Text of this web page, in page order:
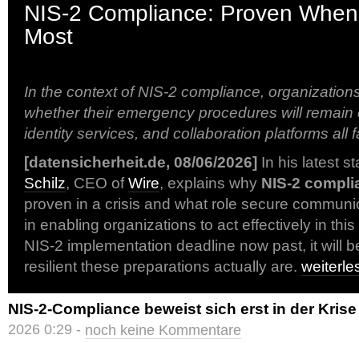
NIS-2 Compliance: Proven
Most
In the context of NIS-2 compliance,
whether their emergency procedures will remain
identity services, and collaboration platforms all
[datensicherheit.de, 08/06/2026] In his latest
Schilz, CEO ofWire, explains why NIS-2
proven in a crisis and what role secure
in enabling organizations to act effectively in
NIS-2 implementation deadline now past, it will
resilient these preparations actually are.
NIS-2-Compliance beweist sich erst in der Krise
2026 0:29 - noch keine Kommentare